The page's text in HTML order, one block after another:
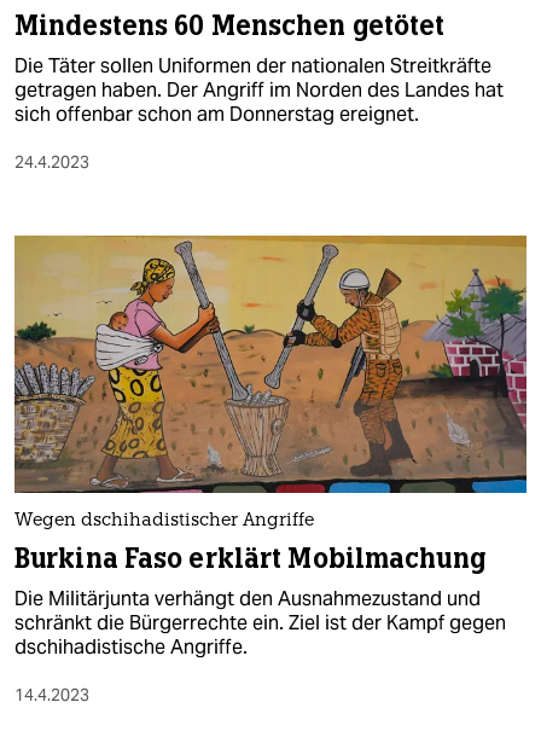
Mindestens 60 Menschen getötet
Die Täter sollen Uniformen der nationalen Streitkräfte
getragen haben. Der Angriff im Norden des Landes hat
sich offenbar schon am Donnerstag ereignet.
24.4.2023
Wegen dschihadistischer Angriffe
Burkina Faso erklärt Mobilmachung
Die Militärjunta verhängt den Ausnahmezustand und
schränkt die Bürgerrechte ein. Ziel ist der Kampf gegen
dschihadistische Angriffe.
14.4.2023